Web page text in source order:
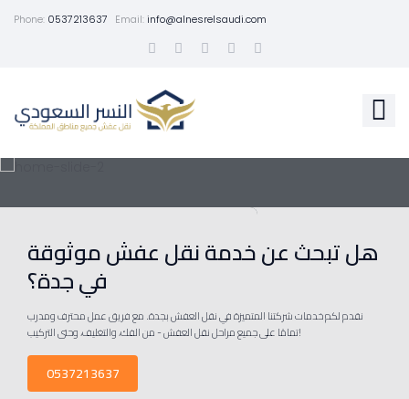
Phone: 0537213637 Email:info@alnesrelsaudi.com
هل تبحث عن خدمة نقل عفش موثوقة
في جدة؟
نقدم لكم خدمات شركتنا المتميزة في نقل العفش بجدة. مع فريق عمل محترف ومدرب
تمامًا على جميع مراحل نقل العفش - من الفك، والتغليف، وحتى التركيب!
0537213637